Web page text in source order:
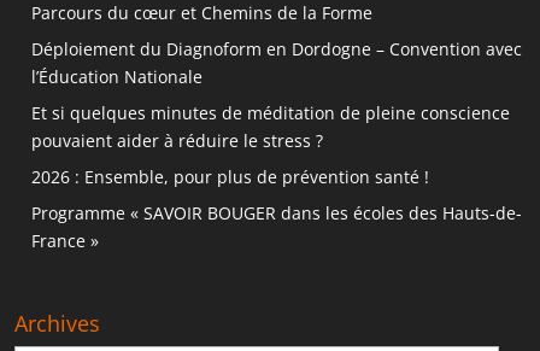
Parcours du cœur et Chemins de la Forme
Déploiement du Diagnoform en Dordogne – Convention avec
l’Éducation Nationale
Et si quelques minutes de méditation de pleine conscience
pouvaient aider à réduire le stress ?
2026 : Ensemble, pour plus de prévention santé !
Programme « SAVOIR BOUGER dans les écoles des Hauts-de-
France »
Archives